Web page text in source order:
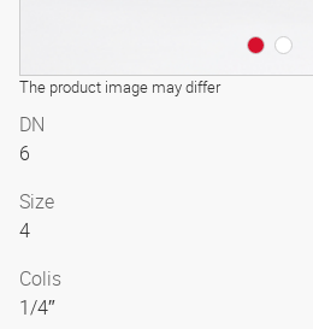
The product image may differ
DN
6
Size
4
Colis
1/4″